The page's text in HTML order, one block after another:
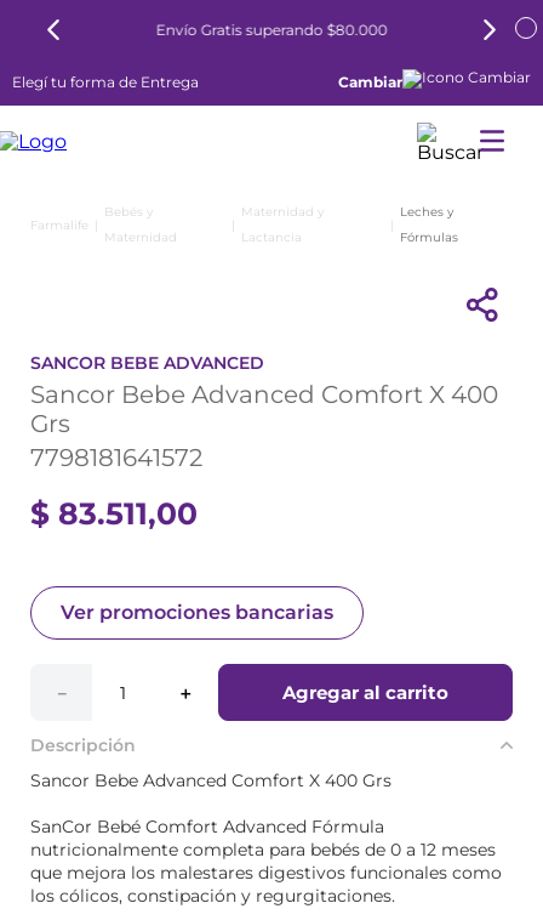
Envío Gratis superando $80.000
Elegí tu forma de Entrega Cambiar
Bebés y
Maternidad
Maternidad y
Lactancia
Leches y
Fórmulas
SANCOR BEBE ADVANCED
Sancor Bebe Advanced Comfort X 400
Grs
7798181641572
$ 83.511,00
Ver promociones bancarias
＋
－ Agregar al carrito
Descripción
Sancor Bebe Advanced Comfort X 400 Grs
SanCor Bebé Comfort Advanced Fórmula
nutricionalmente completa para bebés de 0 a 12 meses
que mejora los malestares digestivos funcionales como
los cólicos, constipación y regurgitaciones.